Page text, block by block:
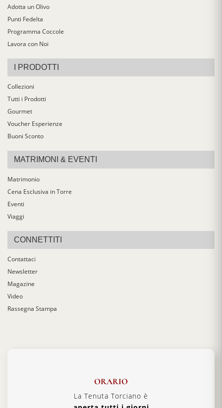
Adotta un Olivo
Punti Fedelta
Programma Coccole
Lavora con Noi
I PRODOTTI
Collezioni
Tutti i Prodotti
Gourmet
Voucher Esperienze
Buoni Sconto
MATRIMONI & EVENTI
Matrimonio
Cena Esclusiva in Torre
Eventi
Viaggi
CONNETTITI
Contattaci
Newsletter
Magazine
Video
Rassegna Stampa
ORARIO
La Tenuta Torciano è